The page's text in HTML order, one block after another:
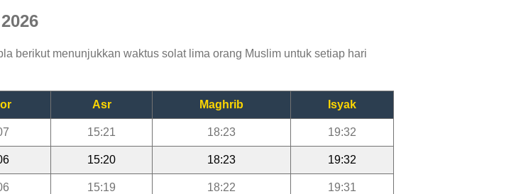
berikut menunjukkan waktus solat lima orang Muslim untuk setiap hari
Asr Maghrib Isyak
15:21 18:23 19:32
15:20 18:23 19:32
15:19 18:22 19:31